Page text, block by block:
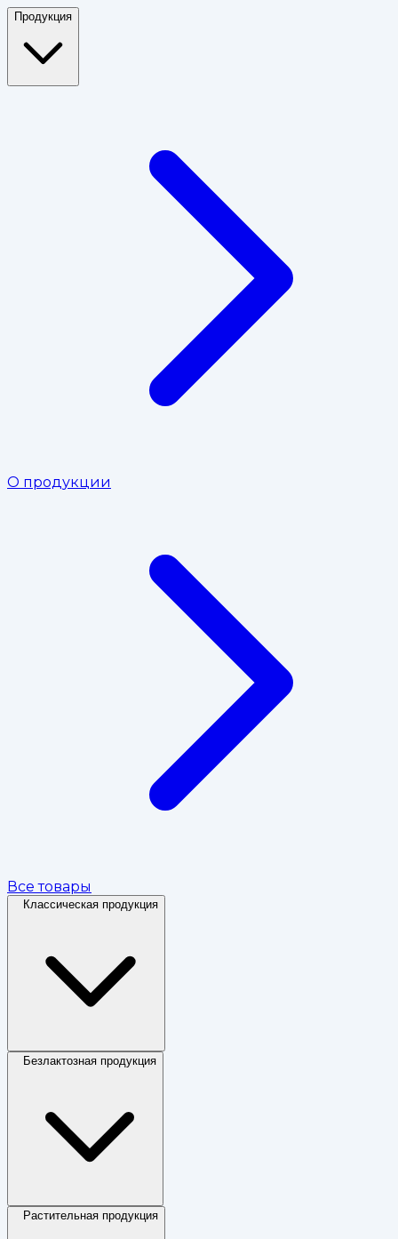
Продукция
О продукции
Все товары
Классическая продукция
Безлактозная продукция
Растительная продукция